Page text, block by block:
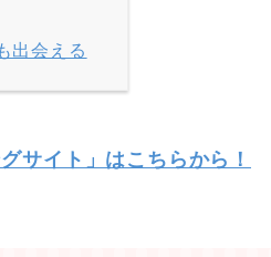
出会える
サイト」はこちらから！